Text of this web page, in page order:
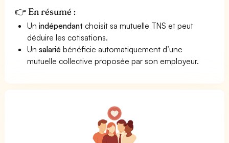
👉 En résumé :
Unindépendant choisit sa mutuelle TNS et peut
déduire les cotisations.
Unsalarié bénéficie automatiquement d’une
mutuelle collective proposée par son employeur.